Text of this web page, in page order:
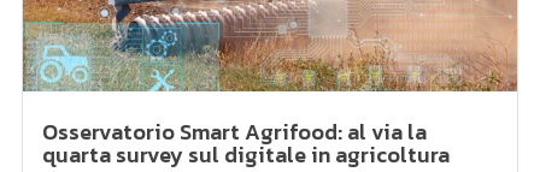
Osservatorio Smart Agrifood: al via la
quarta survey sul digitale in agricoltura